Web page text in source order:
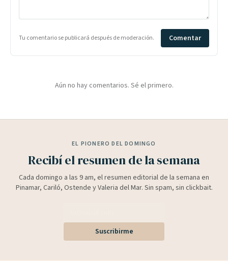
Tu comentario se publicará después de moderación. Comentar
Aún no hay comentarios. Sé el primero.
EL PIONERO DEL DOMINGO
Recibí el resumen de la semana
Cada domingo a las 9 am, el resumen editorial de la semana en
Pinamar, Cariló, Ostende y Valeria del Mar. Sin spam, sin clickbait.
Suscribirme